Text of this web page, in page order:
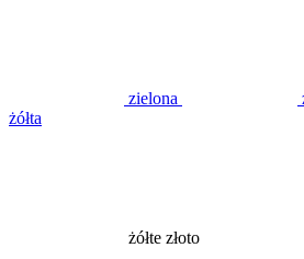
zielona
żółta
żółte złoto